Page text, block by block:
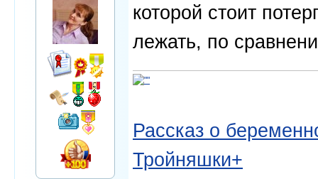
которой стоит
лежать, по
Рассказ о
Тройняшки+